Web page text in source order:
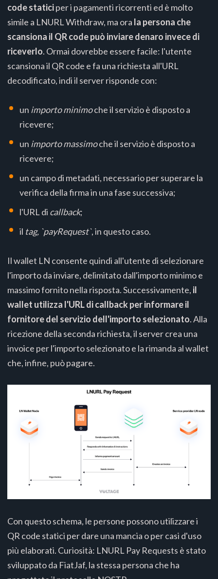
code staticiper i pagamenti ricorrenti ed è molto
simile a LNURL Withdraw, ma ora la persona che
scansiona il QR code può inviare denaro invece di
riceverlo. Ormai dovrebbe essere facile: l'utente
scansiona il QR code e fa una richiesta all'URL
decodificato, indi il server risponde con:
un importo minimoche il servizio è disposto a
ricevere;
un importo massimoche il servizio è disposto a
ricevere;
un campo di metadati, necessario per superare la
verifica della firma in una fase successiva;
l'URL di callback;
il tag, `payRequest`, in questo caso.
Il wallet LN consente quindi all'utente di selezionare
l'importo da inviare, delimitato dall'importo minimo e
massimo fornito nella risposta. Successivamente, il
wallet utilizza l'URL di callback per informare il
fornitore del servizio dell'importo selezionato. Alla
ricezione della seconda richiesta, il server crea una
invoice per l'importo selezionato e la rimanda al wallet
che, infine, può pagare.
Con questo schema, le persone possono utilizzare i
QR code statici per dare una mancia o per casi d'uso
più elaborati. Curiosità: LNURL Pay Requests è stato
sviluppato da FiatJaf, la stessa persona che ha